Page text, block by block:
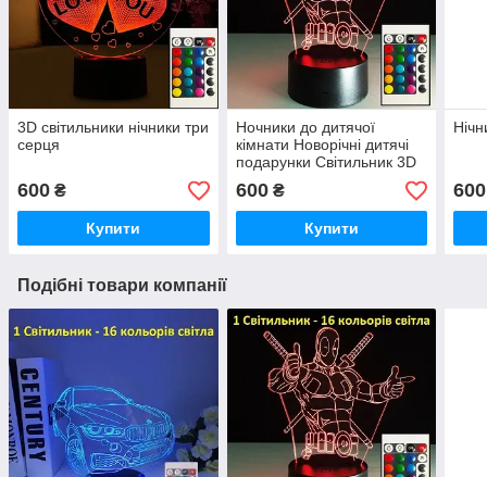
3D світильники нічники три
серця
600 ₴
Купити
Ночники до дитячої
кімнати Новорічні дитячі
подарунки Світильник 3D
Дедпул
600₴
Купити
600
Подібні товари компанії